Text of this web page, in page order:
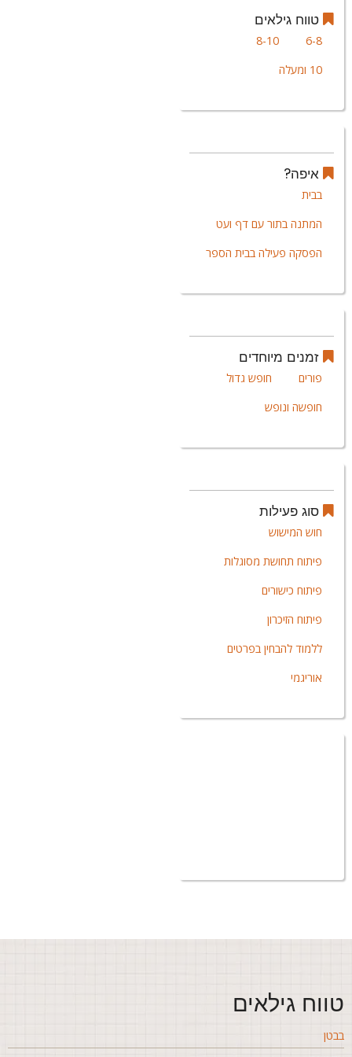
טווח גילאים
6-8
8-10
10 ומעלה
איפה?
בבית
המתנה בתור עם דף ועט
הפסקה פעילה בבית הספר
זמנים מיוחדים
פורים
חופש גדול
חופשה ונופש
סוג פעילות
חוש המישוש
פיתוח תחושת מסוגלות
פיתוח כישורים
פיתוח הזיכרון
ללמוד להבחין בפרטים
אוריגמי
גילאים